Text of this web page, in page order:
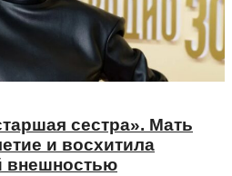
сестра». Мать
и восхитила
внешностью